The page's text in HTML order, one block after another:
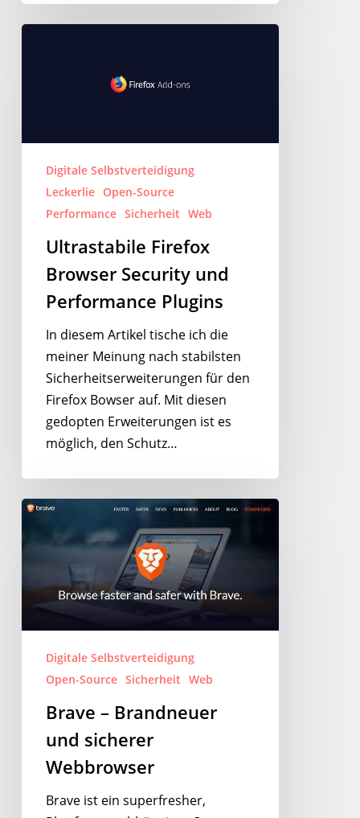
Performance
PluginsDigitale Selbstverteidigung
Leckerlie Open-Source
Performance Sicherheit Web
Ultrastabile Firefox
Browser Security und
Performance Plugins
In diesem Artikel tische ich die
meiner Meinung nach stabilsten
Sicherheitserweiterungen für den
Firefox Bowser auf. Mit diesen
gedopten Erweiterungen ist es
möglich, den Schutz…
Brave
Brandneuer
sicherer
Webbrowser
Digitale Selbstverteidigung
Open-Source Sicherheit Web
Brave – Brandneuer
und sicherer
Webbrowser
Brave ist ein superfresher,